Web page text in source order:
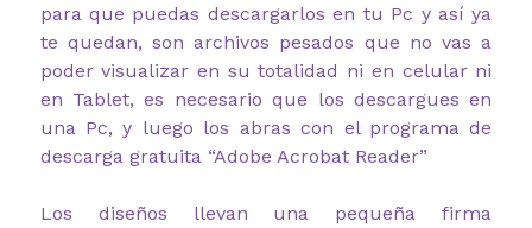
para que puedas descargarlos en tu Pc y así ya
te quedan, son archivos pesados que no vas a
poder visualizar en su totalidad ni en celular ni
en Tablet, es necesario que los descargues en
una Pc, y luego los abras con el programa de
descarga gratuita “Adobe Acrobat Reader”
Los diseños llevan una pequeña firma